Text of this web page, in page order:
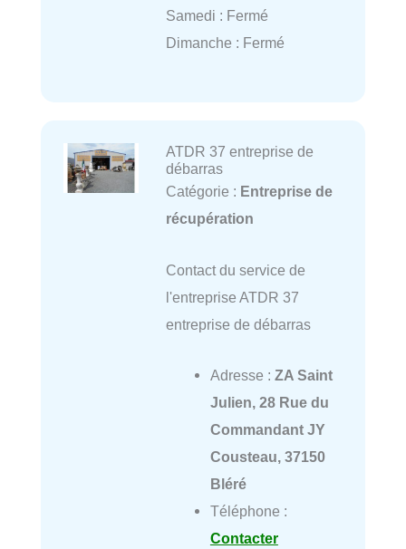
Samedi : Fermé
Dimanche : Fermé
ATDR 37 entreprise de
débarras
Catégorie : Entreprise de
récupération
Contact du service de
l'entreprise ATDR 37
entreprise de débarras
Adresse : ZA Saint
Julien, 28 Rue du
Commandant JY
Cousteau, 37150
Bléré
Téléphone :
Contacter